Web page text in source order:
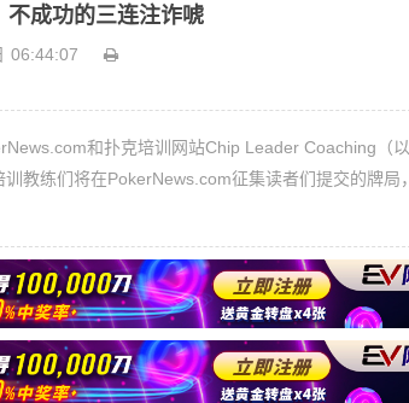
不成功的三连注诈唬
06:44:07
教练们将在PokerNews.com征集读者们提交的牌局，